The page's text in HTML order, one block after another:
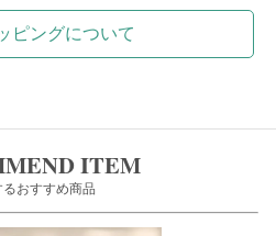
ピングについて
ITEM
るおすすめ商品